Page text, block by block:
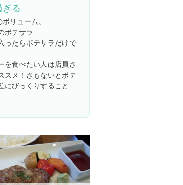
る
リューム。
ポテサラ
ったらポテサラだけで
を食べたい人は店員さ
スメ！さもないとポテ
にびっくりすること